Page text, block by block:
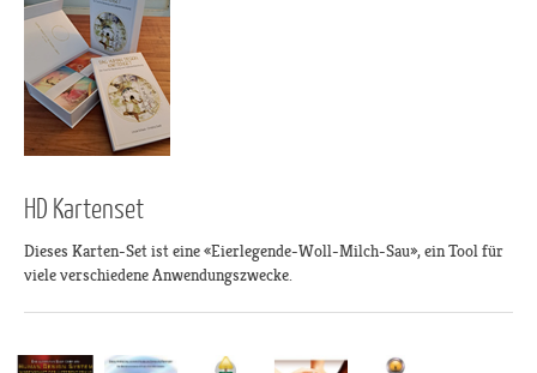
HD Kartenset
Dieses Karten-Set ist eine «Eierlegende-Woll-Milch-Sau», ein Tool für
viele verschiedene Anwendungszwecke.